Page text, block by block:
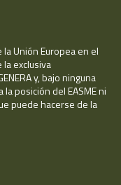
Unión Europea en el
la exclusiva
y, bajo ninguna
posición del EASME ni
puede hacerse de la